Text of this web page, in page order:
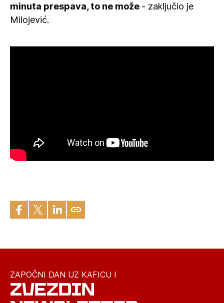
minuta prespava, to ne može - zaključio je
Milojević.
ZAPOČNI DAN UZ KAFICU I
ZVEZDIN